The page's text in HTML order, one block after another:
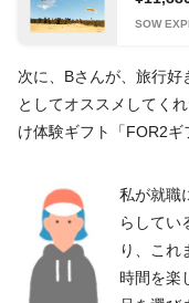
SOW
次に、Bさんが、旅行好
としてオススメしてく
け体験ギフト「FOR2ギ
私が就職
らしてい
り、これ
時間を楽